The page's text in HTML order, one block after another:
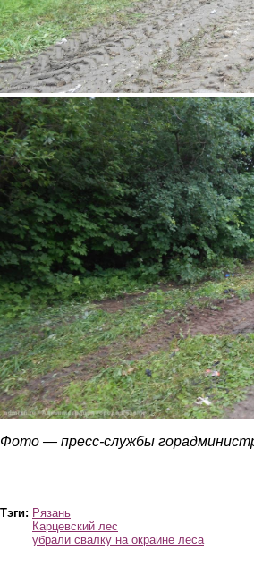
4.jpg
Фото — пресс-службы
Тэги: Рязань
Карцевский лес
убрали свалку на окраине леса